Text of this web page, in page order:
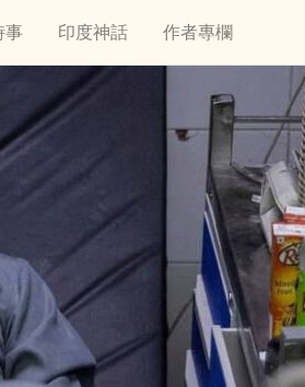
事 印度神話 作者專欄